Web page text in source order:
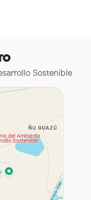
Sostenible